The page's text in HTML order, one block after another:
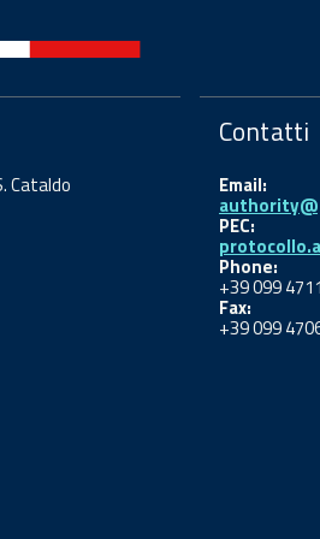
Cataldo
Contatti
Email:
PEC:
Phone:
+39 099
Fax:
+39 099